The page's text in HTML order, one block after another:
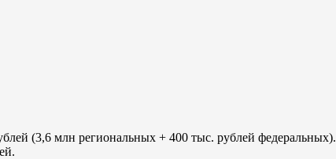
(3,6 млн региональных + 400 тыс. рублей федеральных).